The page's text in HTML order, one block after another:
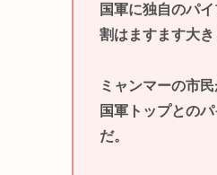
国軍に独自のパ
割はますます大き
ミャンマーの市民
国軍トップとの
だ。